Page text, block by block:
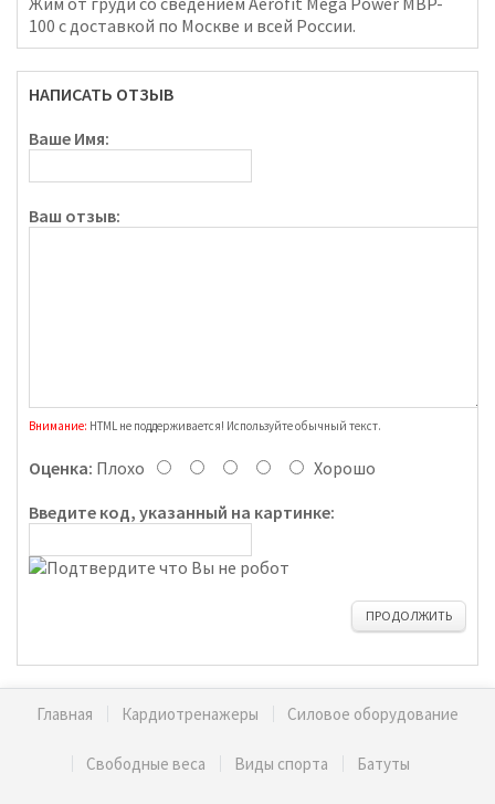
100 с доставкой по Москве и всей России.
НАПИСАТЬ ОТЗЫВ
Ваше Имя:
Ваш отзыв:
Внимание: HTML не поддерживается! Используйте обычный текст.
Оценка: Плохо
Хорошо
Введите код, указанный на картинке:
ПРОДОЛЖИТЬ
Главная Кардиотренажеры Силовое оборудование
Свободные веса Виды спорта Батуты